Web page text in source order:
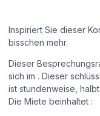
Inspiriert Sie dieser
bisschen mehr.
Dieser
sich im . Dieser
ist stundenweise,
Die Miete beinhaltet :